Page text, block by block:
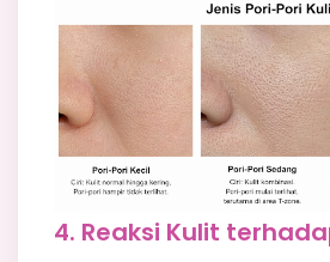
4. Reaksi Kulit